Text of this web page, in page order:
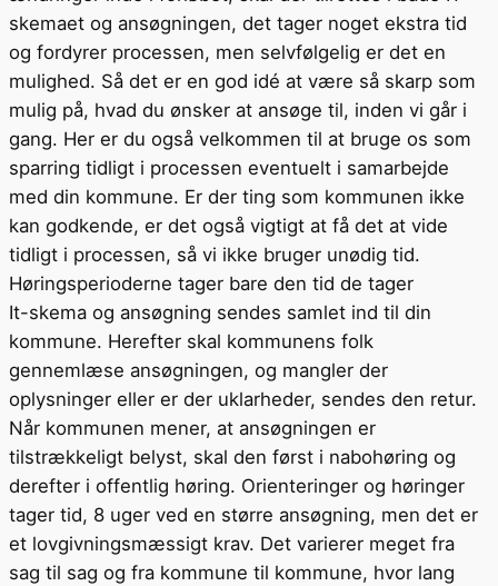
skemaet og ansøgningen, det tager noget ekstra tid
og fordyrer processen, men selvfølgelig er det en
mulighed. Så det er en god idé at være så skarp som
mulig på, hvad du ønsker at ansøge til, inden vi går i
gang. Her er du også velkommen til at bruge os som
sparring tidligt i processen eventuelt i samarbejde
med din kommune. Er der ting som kommunen ikke
kan godkende, er det også vigtigt at få det at vide
tidligt i processen, så vi ikke bruger unødig tid.
Høringsperioderne tager bare den tid de tager
It-skema og ansøgning sendes samlet ind til din
kommune. Herefter skal kommunens folk
gennemlæse ansøgningen, og mangler der
oplysninger eller er der uklarheder, sendes den retur.
Når kommunen mener, at ansøgningen er
tilstrækkeligt belyst, skal den først i nabohøring og
derefter i offentlig høring. Orienteringer og høringer
tager tid, 8 uger ved en større ansøgning, men det er
et lovgivningsmæssigt krav. Det varierer meget fra
sag til sag og fra kommune til kommune, hvor lang